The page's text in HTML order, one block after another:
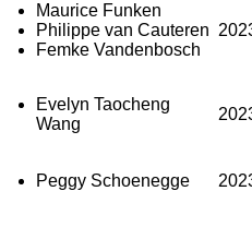
Maurice Funken
Philippe van Cauteren
Femke Vandenbosch
Evelyn Taocheng
Wang
Peggy Schoenegge